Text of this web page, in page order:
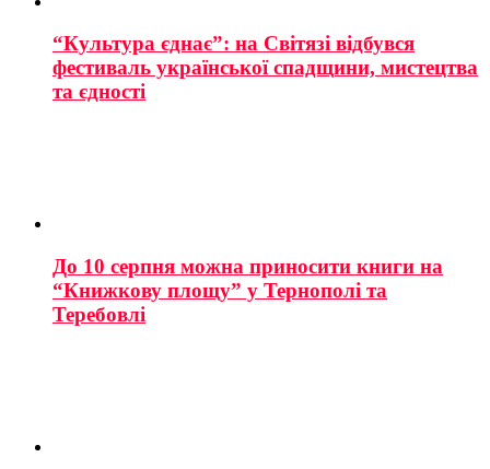
“Культура єднає”: на Світязі відбувся
фестиваль української спадщини, мистецтва
та єдності
До 10 серпня можна приносити книги на
“Книжкову площу” у Тернополі та
Теребовлі